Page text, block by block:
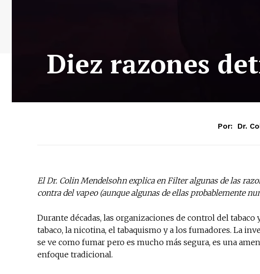
Diez razones
Por: Dr.
El Dr. Colin Mendelsohn explica en Filter algunas de las
contra del vapeo (aunque algunas de ellas probablemente
Durante décadas, las organizaciones de control del
tabaco, la nicotina, el tabaquismo y a los fumadores. La
se ve como fumar pero es mucho más segura, es una
enfoque tradicional.